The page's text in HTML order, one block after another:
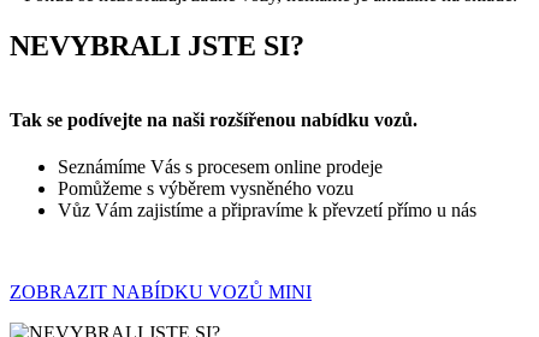
NEVYBRALI JSTE SI?
Tak se podívejte na naši rozšířenou nabídku vozů.
Seznámíme Vás s procesem online prodeje
Pomůžeme s výběrem vysněného vozu
Vůz Vám zajistíme a připravíme k převzetí přímo u nás
ZOBRAZIT NABÍDKU VOZŮ MINI